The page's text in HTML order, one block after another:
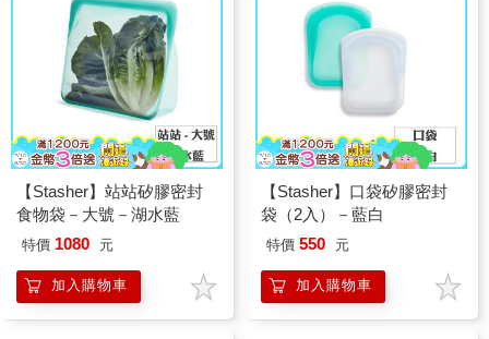
【Stasher】站站矽膠密封
食物袋－大號－湖水藍
特價 1080 元
加入購物車
【Stasher】口袋矽膠密封
袋（2入）－藍白
特價 550 元
加入購物車